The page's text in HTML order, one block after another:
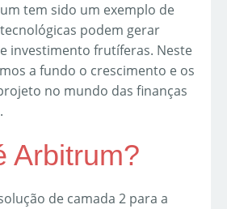
tem sido um exemplo de
podem gerar
investimento frutíferas. Neste
a fundo o crescimento e os
no mundo das finanças
Arbitrum?
de camada 2 para a